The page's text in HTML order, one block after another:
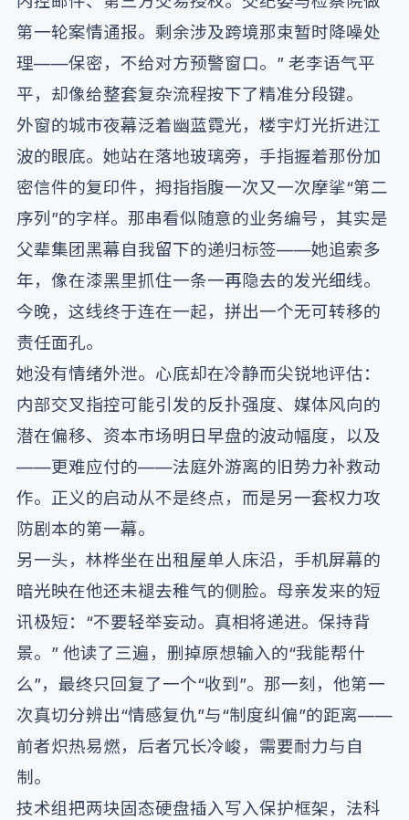
第一轮案情通报。剩余涉及跨境那束暂时降噪处
理——保密，不给对方预警窗口。” 老李语气平
平，却像给整套复杂流程按下了精准分段键。
外窗的城市夜幕泛着幽蓝霓光，楼宇灯光折进江
波的眼底。她站在落地玻璃旁，手指握着那份加
密信件的复印件，拇指指腹一次又一次摩挲“第二
序列”的字样。那串看似随意的业务编号，其实是
父辈集团黑幕自我留下的递归标签——她追索多
年，像在漆黑里抓住一条一再隐去的发光细线。
今晚，这线终于连在一起，拼出一个无可转移的
责任面孔。
她没有情绪外泄。心底却在冷静而尖锐地评估：
内部交叉指控可能引发的反扑强度、媒体风向的
潜在偏移、资本市场明日早盘的波动幅度，以及
——更难应付的——法庭外游离的旧势力补救动
作。正义的启动从不是终点，而是另一套权力攻
防剧本的第一幕。
另一头，林桦坐在出租屋单人床沿，手机屏幕的
暗光映在他还未褪去稚气的侧脸。母亲发来的短
讯极短：“不要轻举妄动。真相将递进。保持背
景。” 他读了三遍，删掉原想输入的“我能帮什
么”，最终只回复了一个“收到”。那一刻，他第一
次真切分辨出“情感复仇”与“制度纠偏”的距离——
前者炽热易燃，后者冗长冷峻，需要耐力与自
制。
技术组把两块固态硬盘插入写入保护框架，法科